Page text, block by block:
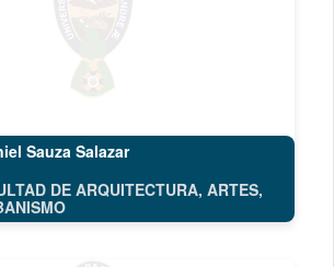
Sauza Salazar
DE ARQUITECTURA, ARTES,